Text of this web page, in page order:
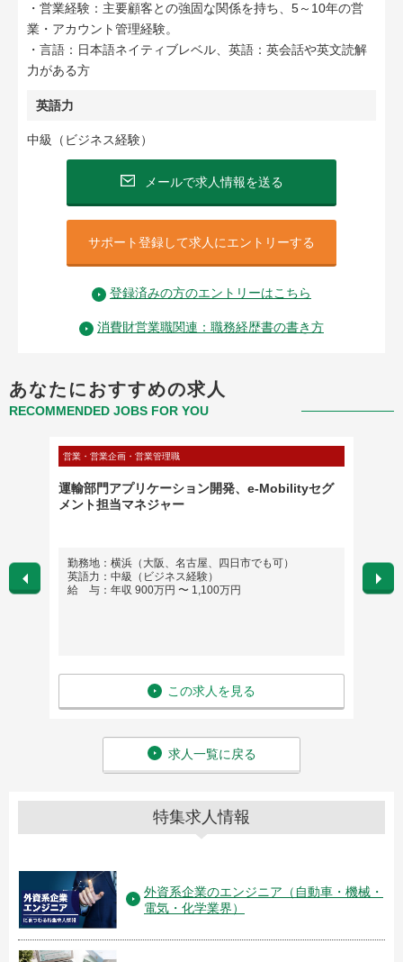
・営業経験：主要顧客との強固な関係を持ち、5～10年の営
業・アカウント管理経験。
・言語：日本語ネイティブレベル、英語：英会話や英文読解
力がある方
英語力
中級（ビジネス経験）
メールで求人情報を送る
サポート登録して求人にエントリーする
登録済みの方のエントリーはこちら
消費財営業職関連：職務経歴書の書き方
あなたにおすすめの求人
RECOMMENDED JOBS FOR YOU
営業・営業企画・営業管理職
運輸部門アプリケーション開発、e-Mobilityセグ
メント担当マネジャー
勤務地：横浜（大阪、名古屋、四日市でも可）
英語力：中級（ビジネス経験）
給 与：年収 900万円 〜 1,100万円
この求人を見る
勤務
英語
給
求人一覧に戻る
特集求人情報
外資系企業のエンジニア（自動車・機械・
電気・化学業界）